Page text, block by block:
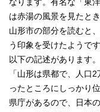
なります。有名な「東
は赤湯の風景を見たと
山形市の部分を読むと
う印象を受けたようで
以下の記述があります。
「山形は県都で、人口
ったところにしっかり
県庁があるので、日本